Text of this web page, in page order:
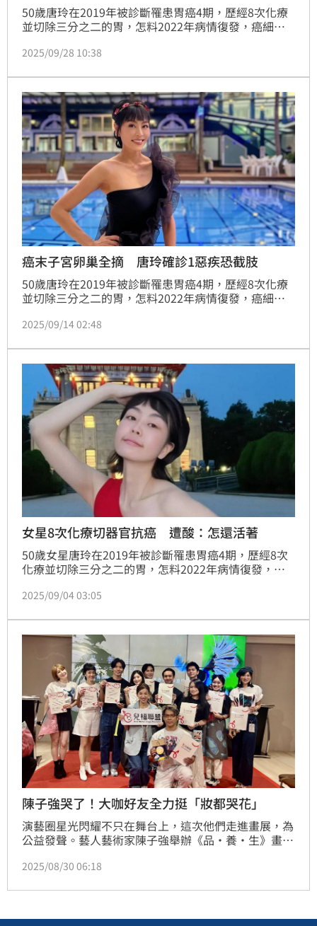
50歲唐玲在2019年被診斷罹患胃癌4期，歷經8次化療
並切除三分之二的胃，怎料2022年病情復發，癌細胞
抗癌。豈料最近又確診出糖尿病前期，有截肢風險。如
診才發現自己的膽早在6年前也切除了。蔡維歆
2025/09/28 10:38
癌末子宮卵巢全摘 唐玲確診1惡疾恐截肢
50歲唐玲在2019年被診斷罹患胃癌4期，歷經8次化療
並切除三分之二的胃，怎料2022年病情復發，癌細胞
抗癌。豈料現在卻又確診出糖尿病前期。蔡維歆
2025/09/14 02:48
女星8次化療切器官抗癌 遭酸：怎還活著
50歲女星唐玲在2019年被診斷罹患胃癌4期，歷經8次
化療並切除三分之二的胃，怎料2022年病情復發，癌
抗癌的唐玲，態度相當正能量，就連近期被網友詢問
導
2025/09/04 03:05
陳子強哭了！大咖好友全力挺「妝都哭花」
演藝圈星光閃耀不只在舞台上，這次他們走進畫展，為
公益發聲。藝人藝術家陳子強舉辦《品・養・生》畫
「藝術模特兒」，參與一場別開生面的中秋公益走秀，
強還忍不住感動落淚。趙浩雲
2025/08/30 06:18